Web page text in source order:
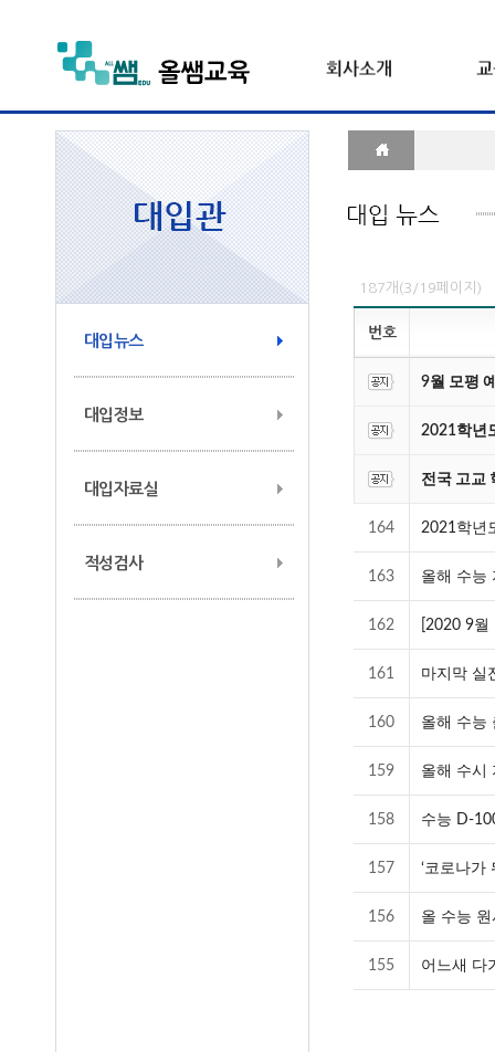
대입뉴스
대입정보
대입자료실
적성검사
187개(3/19페이지)
번호
9월 모평
2021학년
전국 고교
164 2021학년
163 올해 수능
162 [2020 9
161 마지막 실
160 올해 수능
159 올해 수시
158 수능 D-
157 ‘코로나
156 올 수능
155 어느새 다